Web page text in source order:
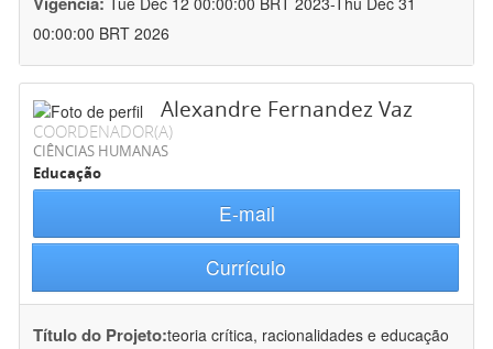
00:00:00 BRT 2026
Alexandre Fernandez Vaz
COORDENADOR(A)
CIÊNCIAS HUMANAS
Educação
E-mail
Currículo
Título do Projeto:teoria crítica, racionalidades e educação